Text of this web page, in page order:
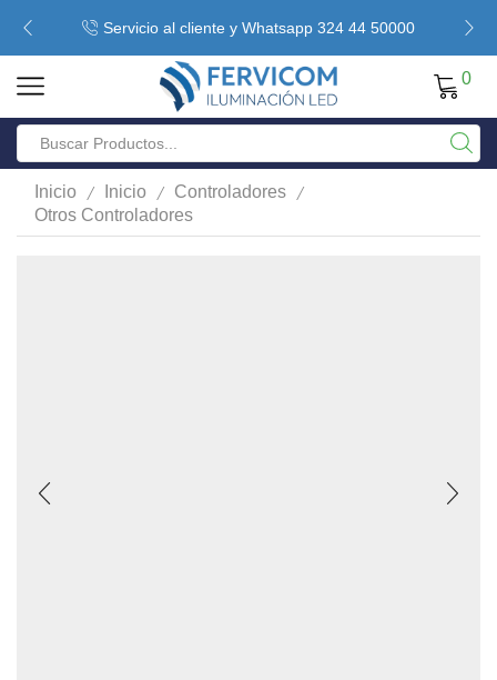
Servicio al cliente y Whatsapp 324 44 50000
0
Inicio / Inicio / Controladores /
Otros Controladores